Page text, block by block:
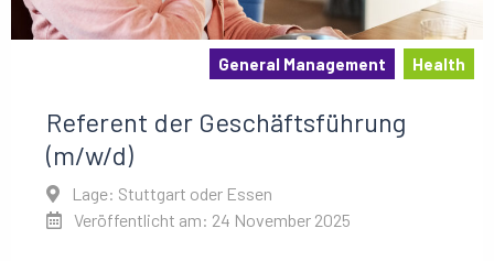
General Management Health
Referent der Geschäftsführung
(m/w/d)
Lage: Stuttgart oder Essen
Veröffentlicht am: 24 November 2025